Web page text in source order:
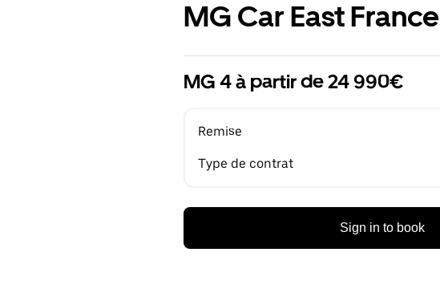
MG Car East France
MG 4 à partir de 24 990€
Remise
Type de contrat
Sign in to book